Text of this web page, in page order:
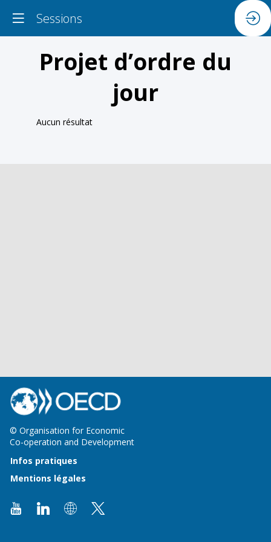
Sessions
Projet d’ordre du
jour
Aucun résultat
© Organisation for Economic
Co-operation and Development
Infos pratiques
Mentions légales